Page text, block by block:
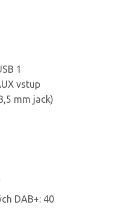
1
vstup
mm jack)
DAB+: 40